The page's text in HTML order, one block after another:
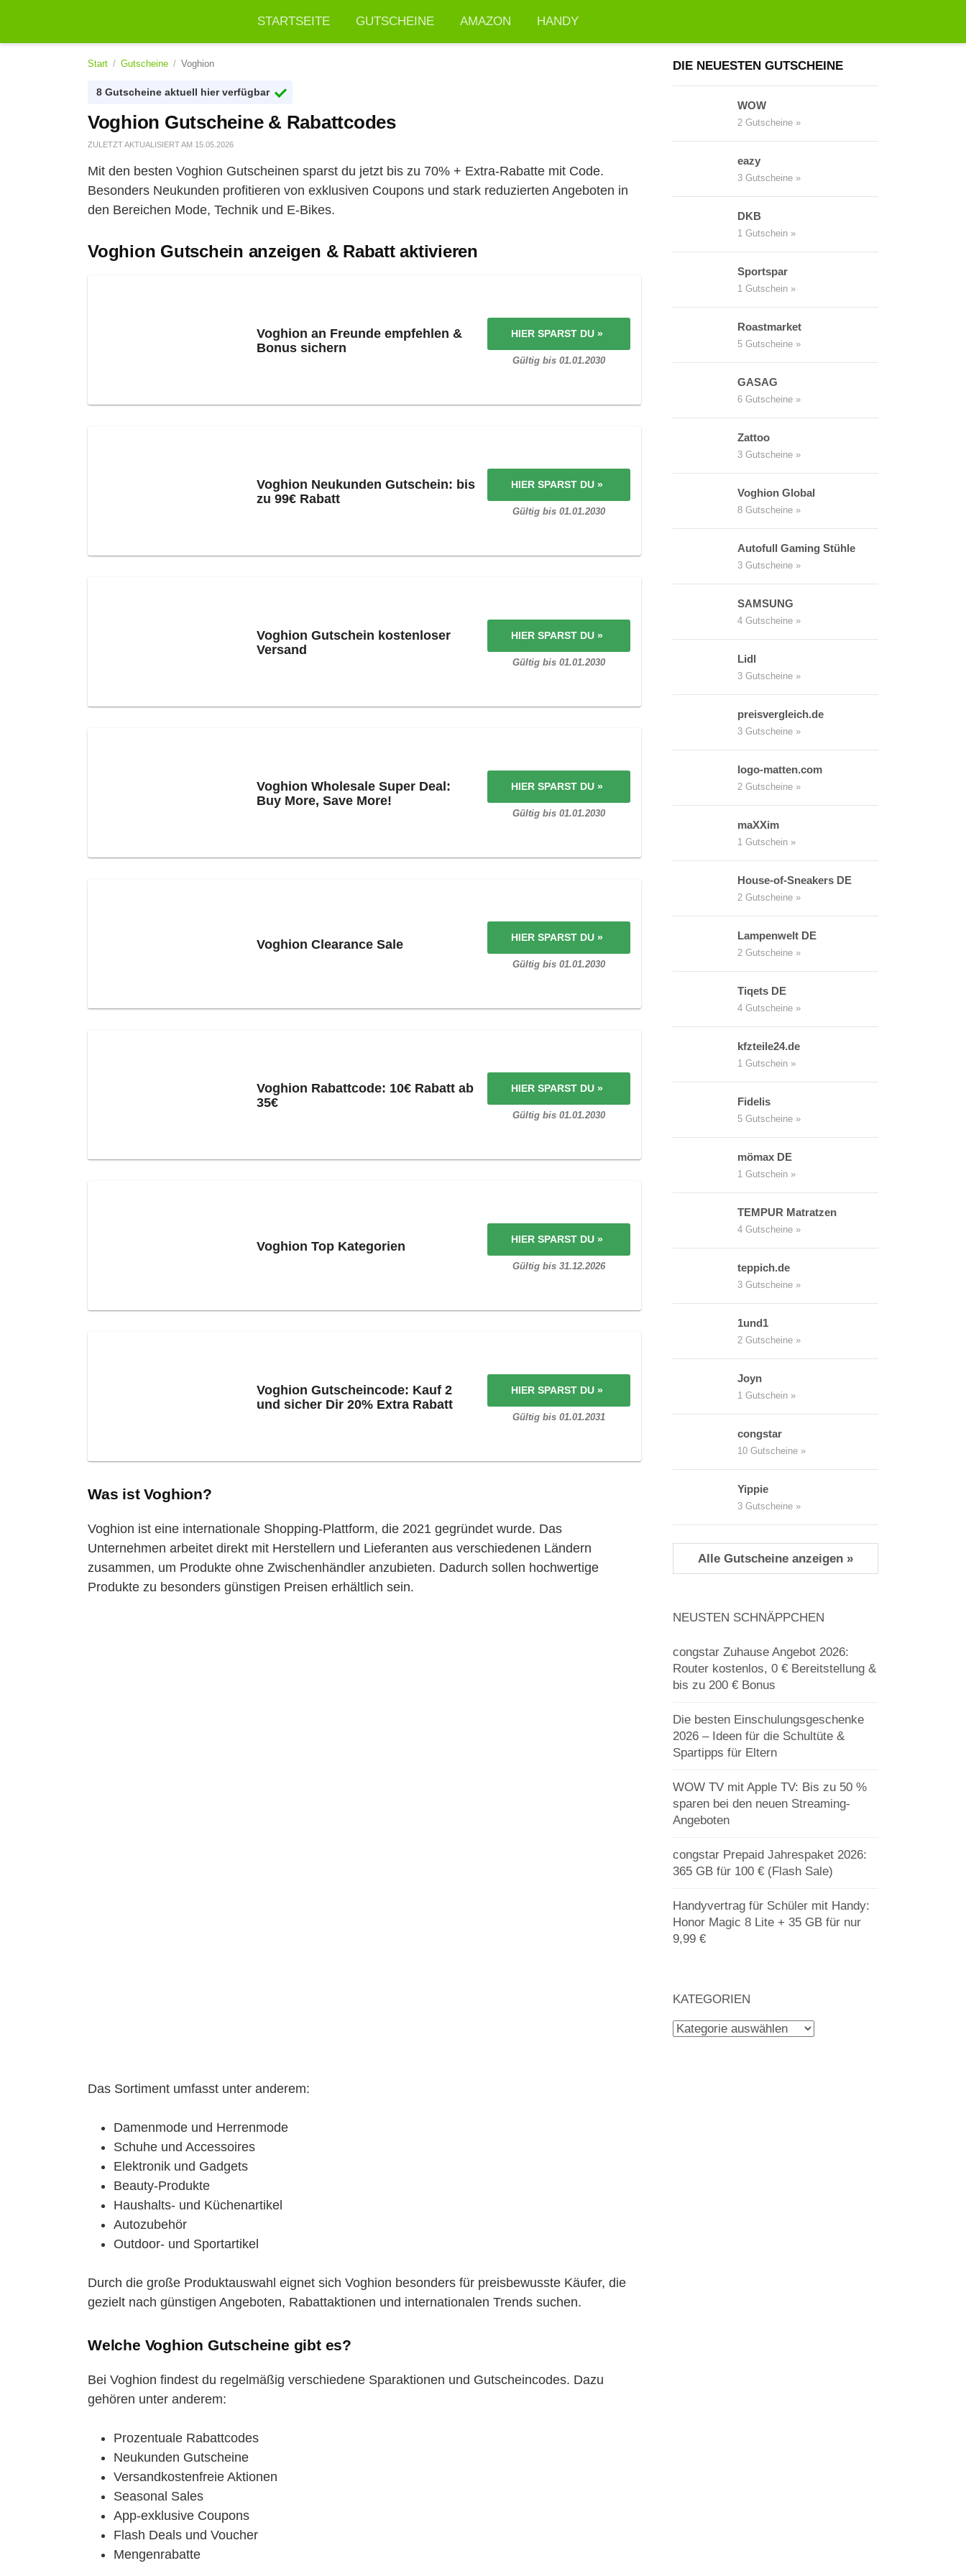
STARTSEITE GUTSCHEINE AMAZON HANDY
nach:
Start / Gutscheine / Voghion
8 Gutscheine aktuell hier verfügbar
Voghion Gutscheine & Rabattcodes
ZULETZT AKTUALISIERT AM 15.05.2026
Mit den besten Voghion Gutscheinen sparst du jetzt bis zu 70% + Extra-Rabatte mit Code.
Besonders Neukunden profitieren von exklusiven Coupons und stark reduzierten Angeboten in
den Bereichen Mode, Technik und E-Bikes.
Voghion Gutschein anzeigen & Rabatt aktivieren
Voghion an Freunde empfehlen &
Bonus sichern
HIER SPARST DU »
Gültig bis 01.01.2030
Voghion Neukunden Gutschein: bis
zu 99€ Rabatt
HIER SPARST DU »
Gültig bis 01.01.2030
Voghion Gutschein kostenloser
Versand
HIER SPARST DU »
Gültig bis 01.01.2030
Voghion Wholesale Super Deal:
Buy More, Save More!
HIER SPARST DU »
Gültig bis 01.01.2030
Voghion Clearance Sale HIER SPARST DU »
Gültig bis 01.01.2030
Voghion Rabattcode: 10€ Rabatt ab
35€
HIER SPARST DU »
Gültig bis 01.01.2030
Voghion Top Kategorien HIER SPARST DU »
Gültig bis 31.12.2026
Voghion Gutscheincode: Kauf 2
und sicher Dir 20% Extra Rabatt
HIER SPARST DU »
Gültig bis 01.01.2031
Was ist Voghion?
Voghion ist eine internationale Shopping-Plattform, die 2021 gegründet wurde. Das
Unternehmen arbeitet direkt mit Herstellern und Lieferanten aus verschiedenen Ländern
zusammen, um Produkte ohne Zwischenhändler anzubieten. Dadurch sollen hochwertige
Produkte zu besonders günstigen Preisen erhältlich sein.
Das Sortiment umfasst unter anderem:
Damenmode und Herrenmode
Schuhe und Accessoires
Elektronik und Gadgets
Beauty-Produkte
Haushalts- und Küchenartikel
Autozubehör
Outdoor- und Sportartikel
Durch die große Produktauswahl eignet sich Voghion besonders für preisbewusste Käufer, die
gezielt nach günstigen Angeboten, Rabattaktionen und internationalen Trends suchen.
Welche Voghion Gutscheine gibt es?
Bei Voghion findest du regelmäßig verschiedene Sparaktionen und Gutscheincodes. Dazu
gehören unter anderem:
Prozentuale Rabattcodes
Neukunden Gutscheine
Versandkostenfreie Aktionen
Seasonal Sales
App-exklusive Coupons
Flash Deals und Voucher
Mengenrabatte
DIE NEUESTEN GUTSCHEINE
WOW
2 Gutscheine »
eazy
3 Gutscheine »
DKB
1 Gutschein »
Sportspar
1 Gutschein »
Roastmarket
5 Gutscheine »
GASAG
6 Gutscheine »
Zattoo
3 Gutscheine »
Voghion Global
8 Gutscheine »
Autofull Gaming Stühle
3 Gutscheine »
SAMSUNG
4 Gutscheine »
Lidl
3 Gutscheine »
preisvergleich.de
3 Gutscheine »
logo-matten.com
2 Gutscheine »
maXXim
1 Gutschein »
House-of-Sneakers DE
2 Gutscheine »
Lampenwelt DE
2 Gutscheine »
Tiqets DE
4 Gutscheine »
kfzteile24.de
1 Gutschein »
Fidelis
5 Gutscheine »
mömax DE
1 Gutschein »
TEMPUR Matratzen
4 Gutscheine »
teppich.de
3 Gutscheine »
1und1
2 Gutscheine »
Joyn
1 Gutschein »
congstar
10 Gutscheine »
Yippie
3 Gutscheine »
Alle Gutscheine anzeigen »
NEUSTEN SCHNÄPPCHEN
congstar Zuhause Angebot 2026:
Router kostenlos, 0 € Bereitstellung &
bis zu 200 € Bonus
Die besten Einschulungsgeschenke
2026 – Ideen für die Schultüte &
Spartipps für Eltern
WOW TV mit Apple TV: Bis zu 50 %
sparen bei den neuen Streaming-
Angeboten
congstar Prepaid Jahrespaket 2026:
365 GB für 100 € (Flash Sale)
Handyvertrag für Schüler mit Handy:
Honor Magic 8 Lite + 35 GB für nur
9,99 €
KATEGORIEN
Kategorien